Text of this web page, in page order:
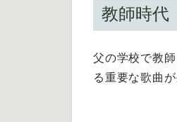
教師時代
父の学校で教
る重要な歌曲